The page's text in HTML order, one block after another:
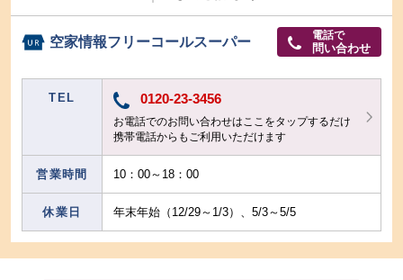
空家情報フリーコールスーパー 電話で
問い合わせ
TEL 0120-23-3456
お電話でのお問い合わせはここをタップするだけ
携帯電話からもご利用いただけます
営業時間 10：00～18：00
休業日 年末年始（12/29～1/3）、5/3～5/5